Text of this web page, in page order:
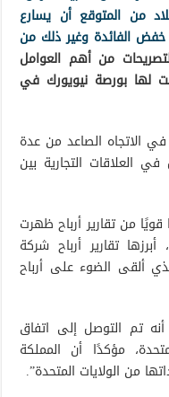
من المتوقع أن يسارع
خفض الفائدة وغير ذلك من
من أهم العوامل
لها بورصة نيويورك في
الاتجاه الصاعد من عدة
العلاقات التجارية بين
من تقارير أرباح ظهرت
تقارير أرباح شركة
لاند عن الربع الأول من 2025 الذي ألقى الضوء على أرباح
تم التوصل إلى اتفاق
مؤكدًا أن المملكة
من الولايات المتحدة”.